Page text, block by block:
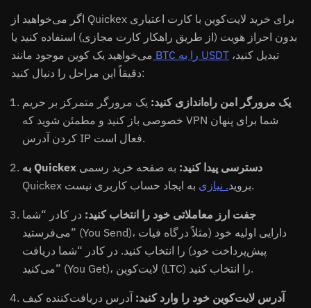
اگر می‌خواهید از Quickex برای خرید لایت‌کوین با کارت اعتباری
بدون احراز هویت (از طریق راهکار کارت مجازی) استفاده کنید یا
می‌خواهید یک کوین موجود مانند
BTC را به USDT
دقیقاً این مراحل را دنبال کنید:
یک مرورگر امن راه‌اندازی کنید: یک مرورگر متمرکز بر حریم
خصوصی باز کنید و مطمئن شوید که VPN شما برای پنهان
کردن آدرس IP فعال است.
به Quickex دسترسی پیدا کنید: به صفحه خرید رسمی
Quickex بروید. نیازی به ایجاد حساب کاربری نیست.
جفت ارز معاملاتی خود را انتخاب کنید: در کادر “شما
می‌فرستید” (You Send)، دارایی اولیه خود (مثلاً درگاه فیات
پیش‌پرداخت خود) را انتخاب کنید. در کادر “شما دریافت
می‌کنید” (You Get)، لایت‌کوین (LTC) را انتخاب کنید.
آدرس لایت‌کوین خود را وارد کنید: آدرس دریافت‌کننده کیف